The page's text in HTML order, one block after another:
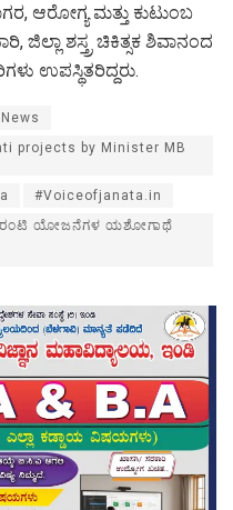
ಆರೋಗ್ಯ ಮತ್ತು ಕುಟುಂಬ
ಜಿಲ್ಲಾ ಶಸ್ತ್ರ ಚಿಕಿತ್ಸಕ ಶಿವಾನಂದ
ಉಪಸ್ಥಿತರಿದ್ದರು.
projects by Minister MB
#Voiceofjanata.in
ಯೋಜನೆಗಳ ಯಶೋಗಾಥೆ